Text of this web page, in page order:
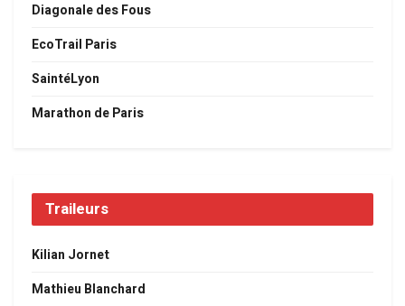
Diagonale des Fous
EcoTrail Paris
SaintéLyon
Marathon de Paris
Traileurs
Kilian Jornet
Mathieu Blanchard